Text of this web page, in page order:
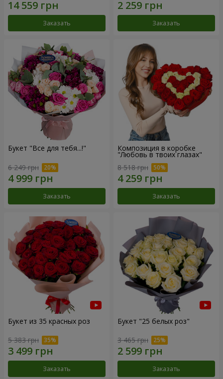
Заказать Заказать
Букет "Все для тебя...!"
6 249 грн
Заказать
Композиция в коробке
"Любовь в твоих глазах"
8 518 грн
Заказать
Букет из 35 красных роз
5 383 грн
Заказать
Букет "25 белых роз"
3 465 грн
Заказать